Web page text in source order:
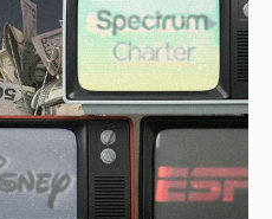
강한 충격을 받는 그림으로 나타났다.